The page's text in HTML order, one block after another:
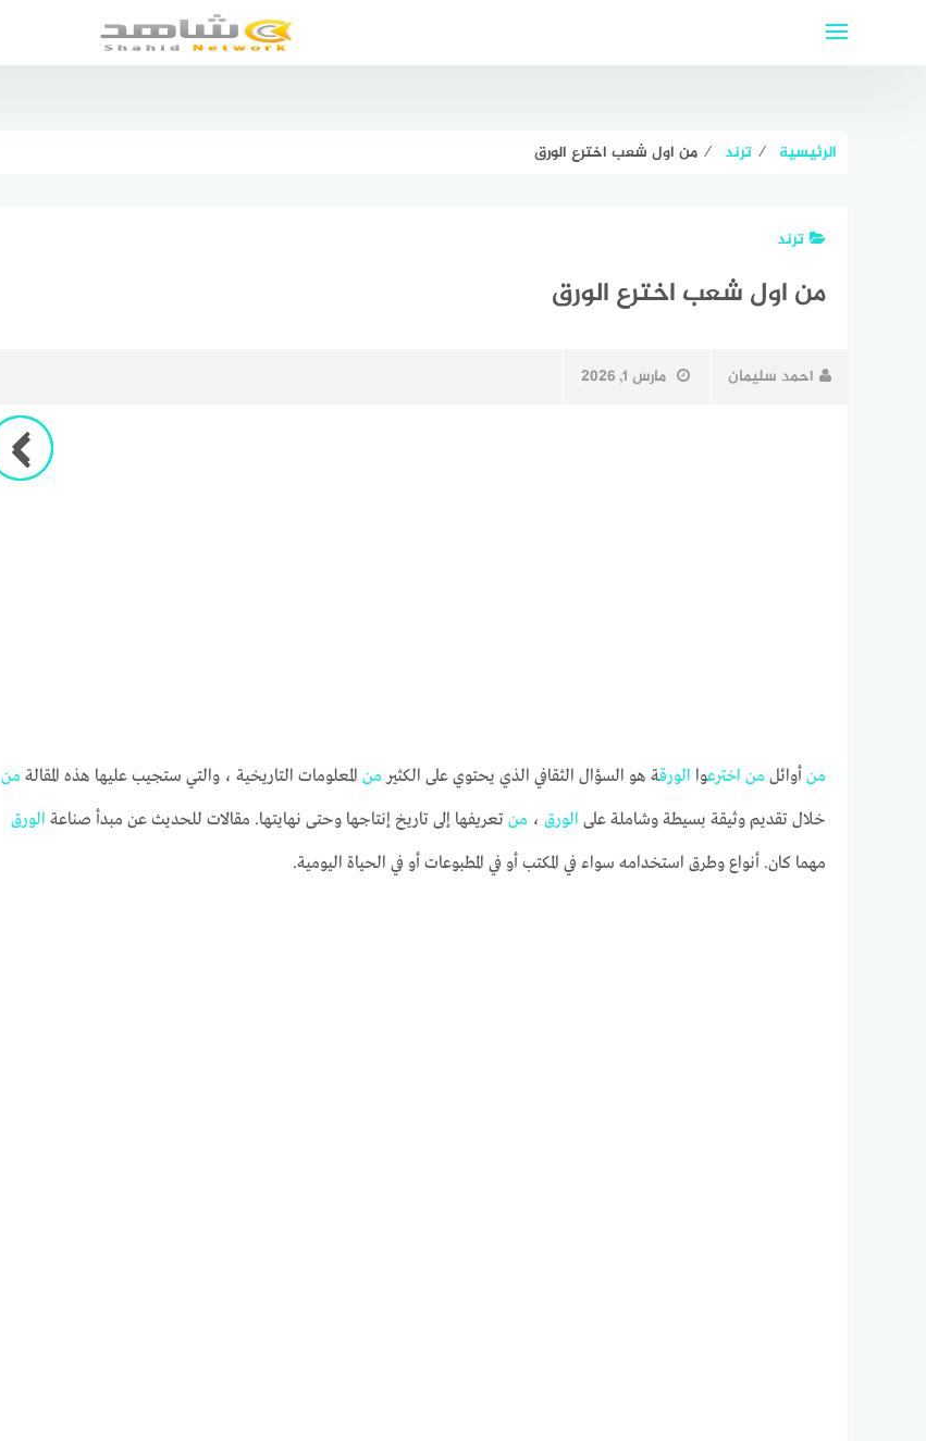
الرئيسية ⁄ ترند ⁄ من اول شعب اخترع الورق
ترند
من اول شعب اخترع الورق
احمد سليمان مارس 1, 2026
من أوائل من اخترعوا الورقة هو السؤال الثقافي الذي يحتوي على الكثير من المعلومات التاريخية ، والتي ستجيب عليها هذه المقالة من
خلال تقديم وثيقة بسيطة وشاملة على الورق ، من تعريفها إلى تاريخ إنتاجها وحتى نهايتها. مقالات للحديث عن مبدأ صناعة الورق
مهما كان. أنواع وطرق استخدامه سواء في المكتب أو في المطبوعات أو في الحياة اليومية.